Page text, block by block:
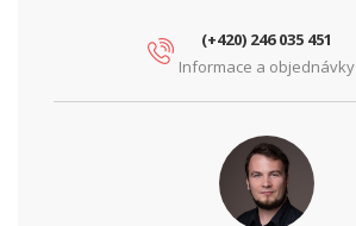
(+420) 246 035 451
Informace a objednávky